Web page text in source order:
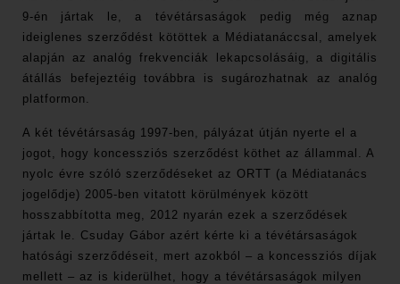
9-én jártak le, a tévétársaságok pedig még aznap
ideiglenes szerződést kötöttek a Médiatanáccsal, amelyek
alapján az analóg frekvenciák lekapcsolásáig, a digitális
átállás befejeztéig továbbra is sugározhatnak az analóg
platformon.
A két tévétársaság 1997-ben, pályázat útján nyerte el a
jogot, hogy koncessziós szerződést köthet az állammal. A
nyolc évre szóló szerződéseket az ORTT (a Médiatanács
jogelődje) 2005-ben vitatott körülmények között
hosszabbította meg, 2012 nyarán ezek a szerződések
jártak le. Csuday Gábor azért kérte ki a tévétársaságok
hatósági szerződéseit, mert azokból – a koncessziós díjak
mellett – az is kiderülhet, hogy a tévétársaságok milyen